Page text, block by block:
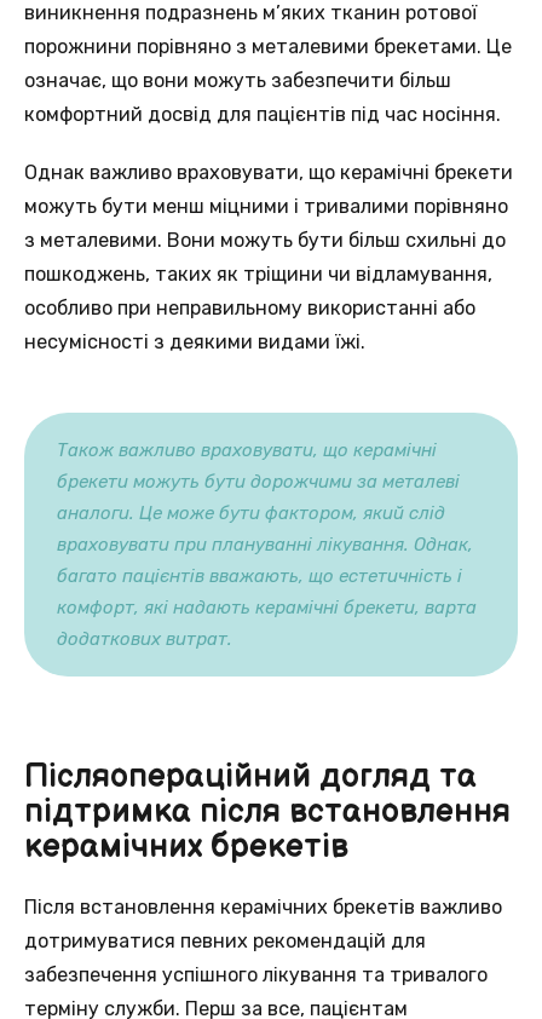
виникнення подразнень м’яких тканин ротової
порожнини порівняно з металевими брекетами. Це
означає, що вони можуть забезпечити більш
комфортний досвід для пацієнтів під час носіння.
Однак важливо враховувати, що керамічні брекети
можуть бути менш міцними і тривалими порівняно
з металевими. Вони можуть бути більш схильні до
пошкоджень, таких як тріщини чи відламування,
особливо при неправильному використанні або
несумісності з деякими видами їжі.
Також важливо враховувати, що керамічні
брекети можуть бути дорожчими за металеві
аналоги. Це може бути фактором, який слід
враховувати при плануванні лікування. Однак,
багато пацієнтів вважають, що естетичність і
комфорт, які надають керамічні брекети, варта
додаткових витрат.
Післяопераційний догляд та
підтримка після встановлення
керамічних брекетів
Після встановлення керамічних брекетів важливо
дотримуватися певних рекомендацій для
забезпечення успішного лікування та тривалого
терміну служби. Перш за все, пацієнтам